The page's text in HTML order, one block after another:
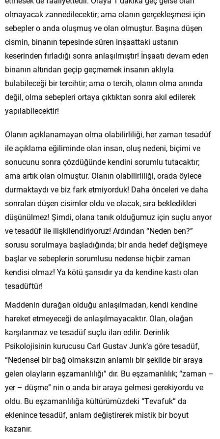
olmayacak zannedilecektir; ama olanın gerçekleşmesi için
sebepler o anda oluşmuş ve olan olmuştur. Başına düşen
cismin, binanın tepesinde süren inşaattaki ustanın
keserinden fırladığı sonra anlaşılmıştır! İnşaatı devam eden
binanın altından geçip geçmemek insanın aklıyla
bulabileceği bir tercihtir; ama o tercih, olanın olma anında
değil, olma sebepleri ortaya çıktıktan sonra akıl edilerek
yapılabilecektir!
Olanın açıklanamayan olma olabilirliliği, her zaman tesadüf
ile açıklama eğiliminde olan insan, oluş nedeni, biçimi ve
sonucunu sonra çözdüğünde kendini sorumlu tutacaktır;
ama artık olan olmuştur. Olanın olabilirliliği, orada öylece
durmaktaydı ve biz fark etmiyorduk! Daha önceleri ve daha
sonraları düşen cisimler oldu ve olacak, sıra bekledikleri
düşünülmez! Şimdi, olana tanık olduğumuz için suçlu arıyor
ve tesadüf ile ilişkilendiriyoruz! Ardından “Neden ben?”
sorusu sorulmaya başladığında; bir anda hedef değişmeye
başlar ve sebeplerin sorumlusu nedense hiçbir zaman
kendisi olmaz! Ya kötü şansıdır ya da kendine kastı olan
tesadüftür!
Maddenin durağan olduğu anlaşılmadan, kendi kendine
hareket etmeyeceği de anlaşılmayacaktır. Olan, olağan
karşılanmaz ve tesadüf suçlu ilan edilir. Derinlik
Psikolojisinin kurucusu Carl Gustav Junk’a göre tesadüf,
“Nedensel bir bağ olmaksızın anlamlı bir şekilde bir araya
gelen olayların eşzamanlılığı” dır. Bu eşzamanlılık; “zaman –
yer – düşme” nin o anda bir araya gelmesi gerekiyordu ve
oldu. Bu eşzamanlılığa kültürümüzdeki “Tevafuk” da
eklenince tesadüf, anlam değiştirerek mistik bir boyut
kazanır.